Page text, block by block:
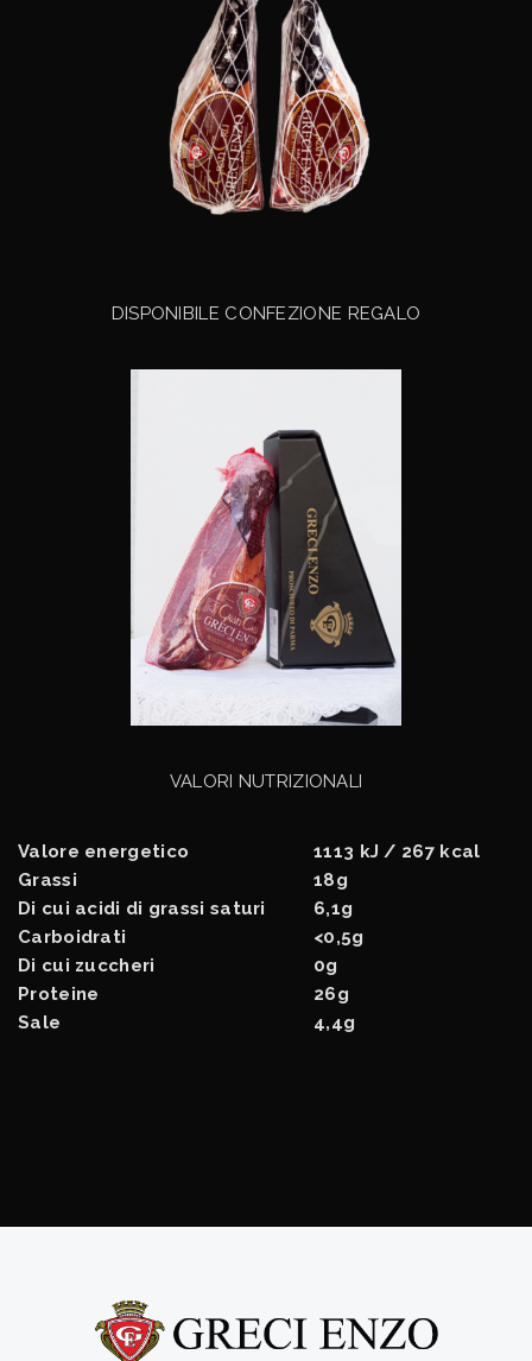
DISPONIBILE CONFEZIONE REGALO
VALORI NUTRIZIONALI
Valore energetico
1113 kJ / 267 kcal
Grassi
18g
Di cui acidi di grassi saturi
6,1g
Carboidrati
<0,5g
Di cui zuccheri
0g
Proteine
26g
Sale
4,4g